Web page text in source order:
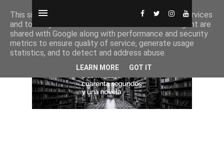
This site uses cookies from Google to deliver its services
and to analyze traffic. Your IP address and user-agent are
shared with Google along with performance and security
metrics to ensure quality of service, generate usage
statistics, and to detect and address abuse.
LEARN MORE GOT IT